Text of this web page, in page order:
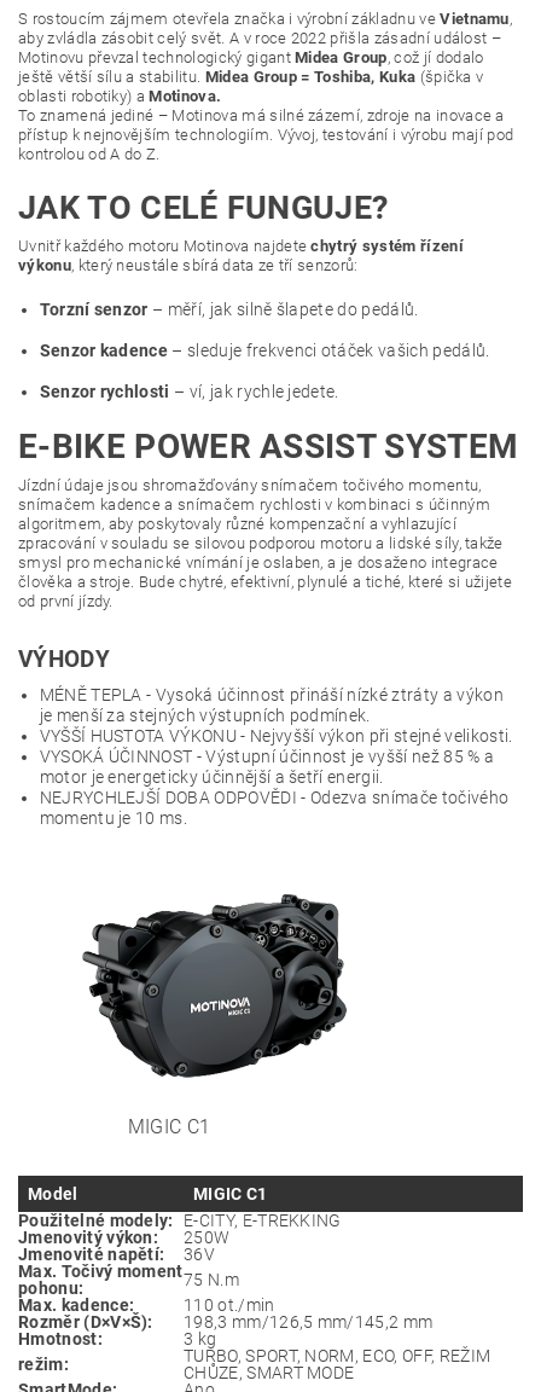
S rostoucím zájmem otevřela značka i výrobní základnu veVietnamu,
aby zvládla zásobit celý svět. A v roce 2022 přišla zásadní událost –
Motinovu převzal technologický gigantMidea Group, což jí dodalo
ještě větší sílu a stabilitu. Midea Group = Toshiba, Kuka (špička v
oblasti robotiky) a Motinova.
To znamená jediné – Motinova má silné zázemí, zdroje na inovace a
přístup k nejnovějším technologiím. Vývoj, testování i výrobu mají pod
kontrolou od A do Z.
JAK TO CELÉ FUNGUJE?
Uvnitř každého motoru Motinova najdetechytrý systém řízení
výkonu, který neustále sbírá data ze tří senzorů:
Torzní senzor – měří, jak silně šlapete do pedálů.
Senzor kadence – sleduje frekvenci otáček vašich pedálů.
Senzor rychlosti – ví, jak rychle jedete.
E-BIKE POWER ASSIST SYSTEM
Jízdní údaje jsou shromažďovány snímačem točivého momentu,
snímačem kadence a snímačem rychlosti v kombinaci s účinným
algoritmem, aby poskytovaly různé kompenzační a vyhlazující
zpracování v souladu se silovou podporou motoru a lidské síly, takže
smysl pro mechanické vnímání je oslaben, a je dosaženo integrace
člověka a stroje. Bude chytré, efektivní, plynulé a tiché, které si užijete
od první jízdy.
VÝHODY
MÉNĚ TEPLA - Vysoká účinnost přináší nízké ztráty a výkon
je menší za stejných výstupních podmínek.
VYŠŠÍ HUSTOTA VÝKONU - Nejvyšší výkon při stejné velikosti.
VYSOKÁ ÚČINNOST - Výstupní účinnost je vyšší než 85 % a
motor je energeticky účinnější a šetří energii.
NEJRYCHLEJŠÍ DOBA ODPOVĚDI - Odezva snímače točivého
momentu je 10 ms.
MIGIC C1
Model
MIGIC C1
Použitelné modely:
E-CITY, E-TREKKING
Jmenovitý výkon:
250W
Jmenovité napětí:
36V
Max. Točivý moment
pohonu:
75 N.m
Max. kadence:
110 ot./min
Rozměr (D×V×Š):
198,3 mm/126,5 mm/145,2 mm
Hmotnost:
3 kg
režim:
TURBO, SPORT, NORM, ECO, OFF, REŽIM
CHŮZE, SMART MODE